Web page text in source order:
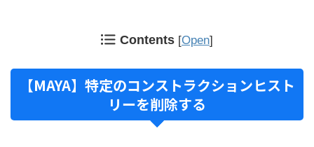
Contents [Open]
【MAYA】特定のコンストラクションヒスト
リーを削除する